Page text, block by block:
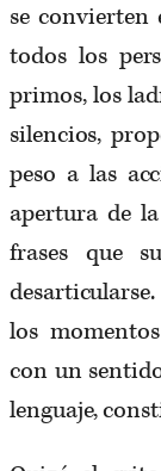
se
todos los
primos, los
silencios,
peso a las
apertura de
frases que
los
con un
lenguaje,